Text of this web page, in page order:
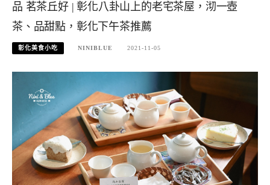
品 茗茶丘好 | 彰化八卦山上的老宅茶屋，沏一壺
茶、品甜點，彰化下午茶推薦
彰化美食小吃 NINIBLUE 2021-11-05